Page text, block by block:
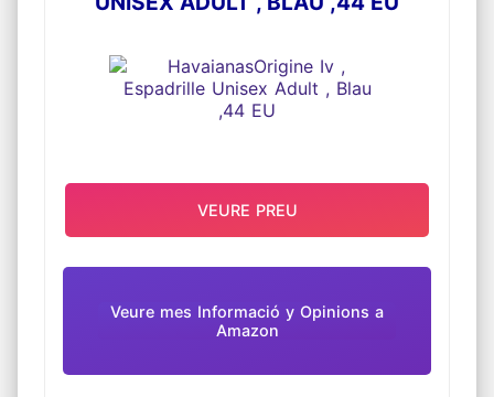
Veure mes Informació y Opinions a
Amazon
VEURE PREU